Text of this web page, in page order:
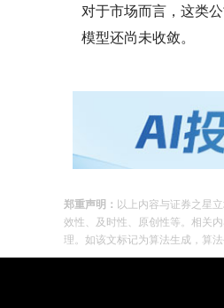
对于市场而言，这类
模型还尚未收敛。
郑重声明： 以上内容与证券之星
效性、及时性、原创性等。相关
理。如该文标记为算法生成，算